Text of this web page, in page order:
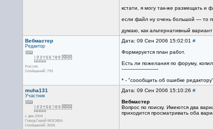
кстати, я могу так-же размещать
если файл ну очень большой — то
думаю, как альтернативный
Вебмастер
Редактор
Россия
Сообщений: 793
Дата: 09 Сен 2006 15:02:01 #
Формируется план работ.
Есть ли пожелания по форуму,
------------------------
* - "соообщить об ошибке
muha131
Участник
с дек 2004
Город-Герой МОСКВА
Сообщений: 3026
Дата: 09 Сен 2006 15:10:26 #
Вебмастер
Вопрос по поиску. Имеются два
приходится просматривать оба